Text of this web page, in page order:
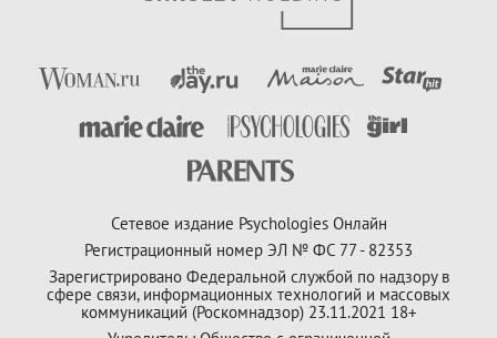
Сетевое издание Psychologies Онлайн
Регистрационный номер ЭЛ № ФС 77 - 82353
Зарегистрировано Федеральной службой по надзору в
сфере связи, информационных технологий и массовых
коммуникаций (Роскомнадзор) 23.11.2021 18+